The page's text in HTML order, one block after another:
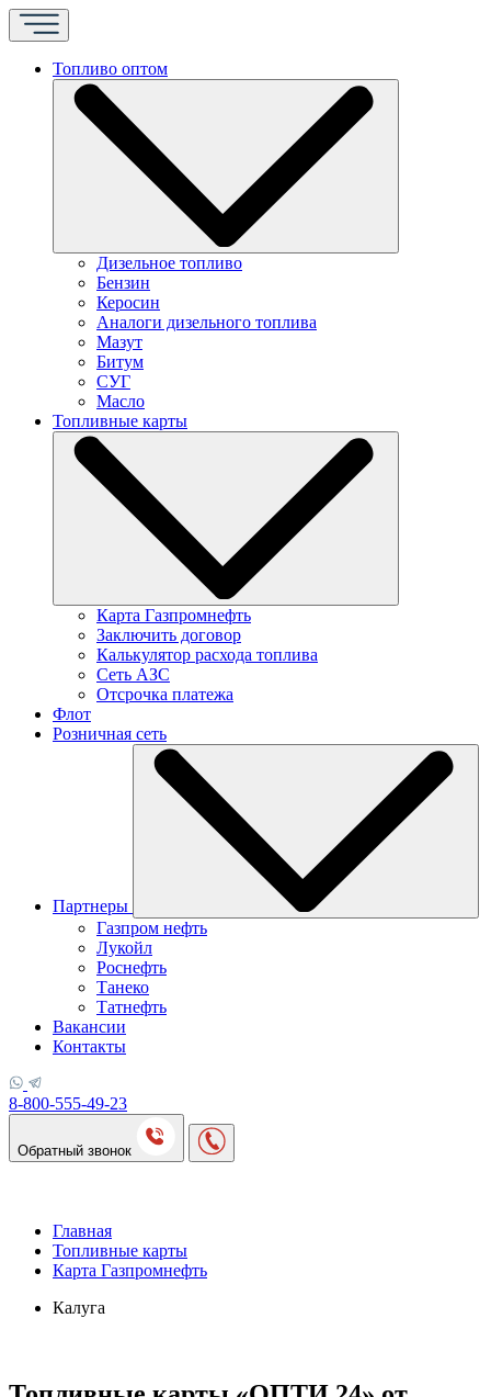
Топливо оптом
Дизельное топливо
Бензин
Керосин
Аналоги дизельного топлива
Мазут
Битум
СУГ
Масло
Топливные карты
Карта Газпромнефть
Заключить договор
Калькулятор расхода топлива
Сеть АЗС
Отсрочка платежа
Флот
Розничная сеть
Партнеры
Газпром нефть
Лукойл
Роснефть
Танеко
Татнефть
Вакансии
Контакты
8-800-555-49-23
Обратный звонок
Главная
Топливные карты
Карта Газпромнефть
Калуга